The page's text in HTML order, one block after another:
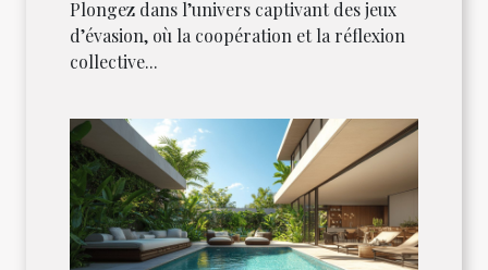
Plongez dans l’univers captivant des jeux
d’évasion, où la coopération et la réflexion
collective...